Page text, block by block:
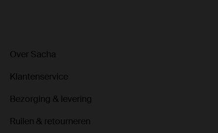
Over Sacha
Klantenservice
Bezorging & levering
Ruilen & retourneren